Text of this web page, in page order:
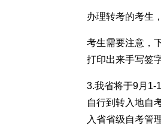
办理转考的考生
考生需要注意，
打印出来手写签
3.我省将于9月1-
自行到转入地自
入省省级自考管